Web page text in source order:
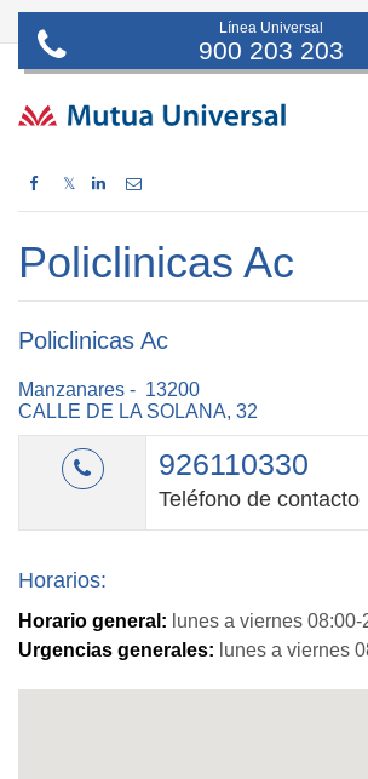
Línea Universal
900 203 203
𝕏
Policlinicas Ac
Policlinicas Ac
Manzanares - 13200
CALLE DE LA SOLANA, 32
926110330
Teléfono de contacto
Horarios:
Horario general: lunes a viernes 08:00-
Urgencias generales: lunes a viernes